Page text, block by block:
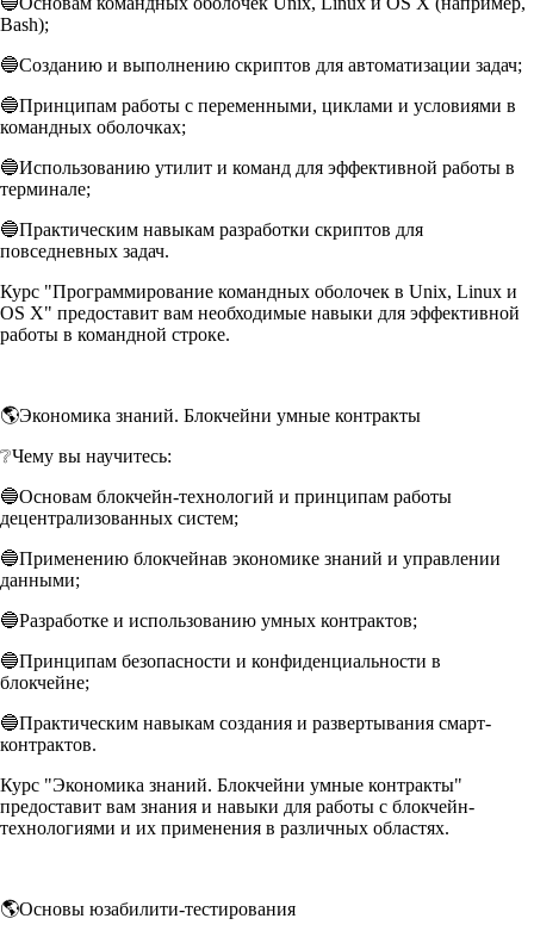
Bash);
🔵Созданию и выполнению скриптов для автоматизации задач;
🔵Принципам работы с переменными, циклами и условиями в
командных оболочках;
🔵Использованию утилит и команд для эффективной работы в
терминале;
🔵Практическим навыкам разработки скриптов для
повседневных задач.
Курс "Программирование командных оболочек в Unix, Linux и
OS X" предоставит вам необходимые навыки для эффективной
работы в командной строке.
🌎Экономика знаний. Блокчейни умные контракты
❔Чему вы научитесь:
🔵Основам блокчейн-технологий и принципам работы
децентрализованных систем;
🔵Применению блокчейнав экономике знаний и управлении
данными;
🔵Разработке и использованию умных контрактов;
🔵Принципам безопасности и конфиденциальности в
блокчейне;
🔵Практическим навыкам создания и развертывания смарт-
контрактов.
Курс "Экономика знаний. Блокчейни умные контракты"
предоставит вам знания и навыки для работы с блокчейн-
технологиями и их применения в различных областях.
🌎Основы юзабилити-тестирования